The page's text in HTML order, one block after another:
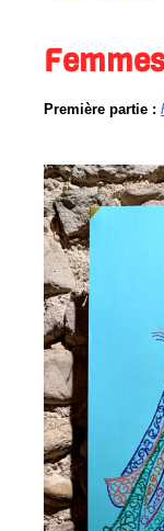
Première partie :